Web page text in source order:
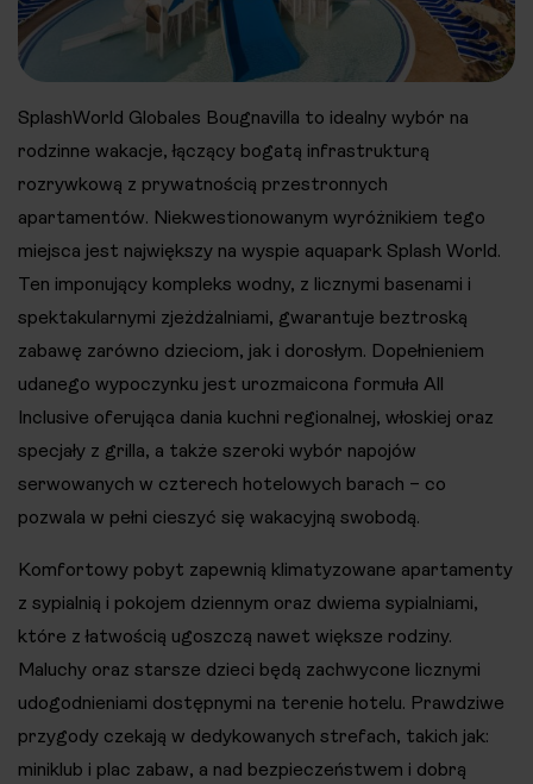
SplashWorld Globales Bougnavilla to idealny wybór na
rodzinne wakacje, łączący bogatą infrastrukturą
rozrywkową z prywatnością przestronnych
apartamentów. Niekwestionowanym wyróżnikiem tego
miejsca jest największy na wyspie aquapark Splash World.
Ten imponujący kompleks wodny, z licznymi basenami i
spektakularnymi zjeżdżalniami, gwarantuje beztroską
zabawę zarówno dzieciom, jak i dorosłym. Dopełnieniem
udanego wypoczynku jest urozmaicona formuła All
Inclusive oferująca dania kuchni regionalnej, włoskiej oraz
specjały z grilla, a także szeroki wybór napojów
serwowanych w czterech hotelowych barach – co
pozwala w pełni cieszyć się wakacyjną swobodą.
Komfortowy pobyt zapewnią klimatyzowane apartamenty
z sypialnią i pokojem dziennym oraz dwiema sypialniami,
które z łatwością ugoszczą nawet większe rodziny.
Maluchy oraz starsze dzieci będą zachwycone licznymi
udogodnieniami dostępnymi na terenie hotelu. Prawdziwe
przygody czekają w dedykowanych strefach, takich jak:
miniklub i plac zabaw, a nad bezpieczeństwem i dobrą